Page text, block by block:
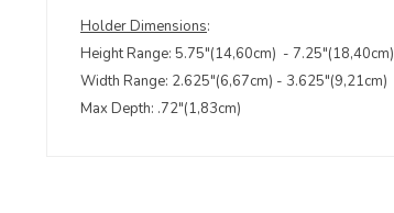
Holder Dimensions:
Height Range: 5.75"(14,60cm) - 7.25"(18,40cm)
Width Range: 2.625"(6,67cm) - 3.625"(9,21cm)
Max Depth: .72"(1,83cm)